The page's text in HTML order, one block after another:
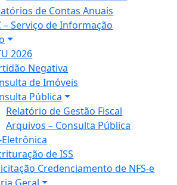
de Contas Anuais
– Serviço de Informação
2026
Negativa
de Imóveis
Pública
Relatório de Gestão Fiscal
Arquivos – Consulta Pública
Eletrônica
de ISS
Credenciamento de NFS-e